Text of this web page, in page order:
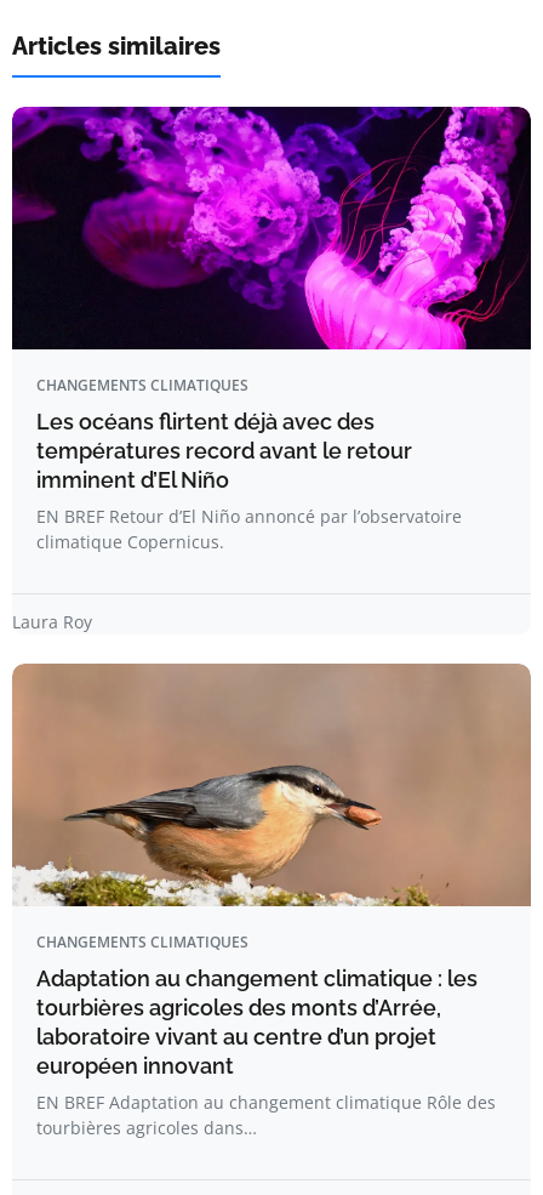
Articles similaires
CHANGEMENTS CLIMATIQUES
Les océans flirtent déjà avec des
températures record avant le retour
imminent d’El Niño
EN BREF Retour d’El Niño annoncé par l’observatoire
climatique Copernicus.
Laura Roy
CHANGEMENTS CLIMATIQUES
Adaptation au changement climatique : les
tourbières agricoles des monts d’Arrée,
laboratoire vivant au centre d’un projet
européen innovant
EN BREF Adaptation au changement climatique Rôle des
tourbières agricoles dans…